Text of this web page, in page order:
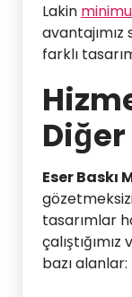
Lakin
farklı
Eser Baskı
tasarımlar
bazı alanlar: